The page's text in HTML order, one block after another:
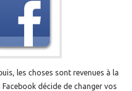
les choses sont revenues à la
Facebook décide de changer vos